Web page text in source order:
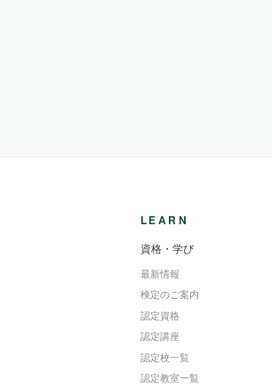
LEARN
資格・学び
最新情報
検定のご案内
認定資格
認定講座
認定校一覧
認定教室一覧